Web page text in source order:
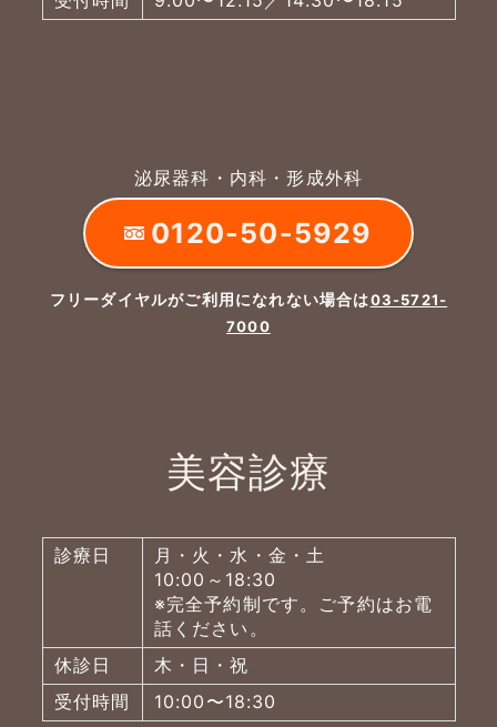
泌尿器科・内科・形成外科
0120-50-5929
フリーダイヤルがご利用になれない場合は03-5721-
7000
美容診療
診療日
月・火・水・金・土
10:00～18:30
※完全予約制です。ご予約はお電
話ください。
休診日
木・日・祝
受付時間
10:00〜18:30